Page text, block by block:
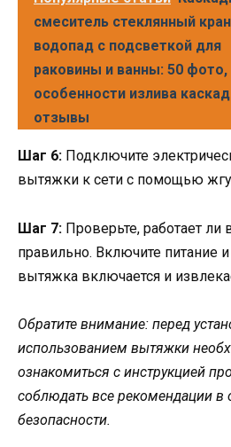
смеситель стеклянный
водопад с подсветкой для
раковины и ванны: 50 фото,
особенности излива
отзывы
Шаг 6: Подключите
вытяжки к сети с помощью
Шаг 7: Проверьте, работает
правильно. Включите питание и
вытяжка включается и
Обратите внимание: перед
использованием вытяжки
ознакомиться с инструкцией
соблюдать все рекомендации в
безопасности.